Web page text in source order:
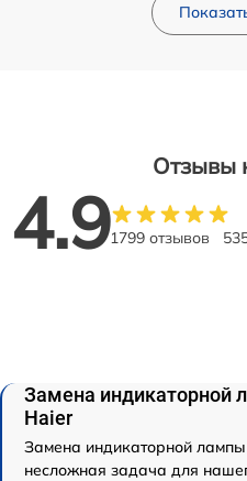
Отзывы
4.91799 отзывов
Замена индикаторной
Haier
Замена индикаторной
несложная задача для